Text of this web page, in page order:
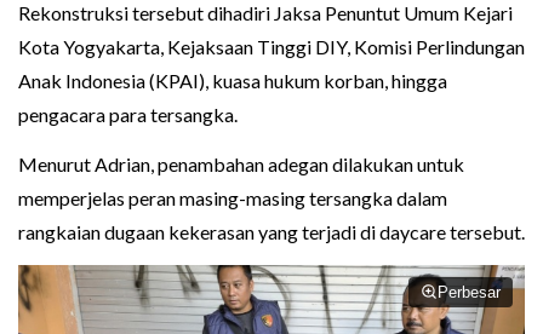
Rekonstruksi tersebut dihadiri Jaksa Penuntut Umum Kejari
Kota Yogyakarta, Kejaksaan Tinggi DIY, Komisi Perlindungan
Anak Indonesia (KPAI), kuasa hukum korban, hingga
pengacara para tersangka.
Menurut Adrian, penambahan adegan dilakukan untuk
memperjelas peran masing-masing tersangka dalam
rangkaian dugaan kekerasan yang terjadi di daycare tersebut.
Perbesar